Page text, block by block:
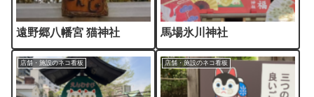
遠野郷八幡宮 猫神社 馬場氷川神社
店舗・施設のネコ看板 店舗・施設のネコ看板